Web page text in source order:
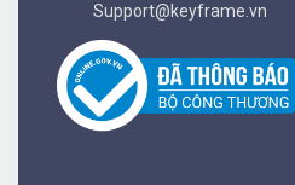
Support@keyframe.vn